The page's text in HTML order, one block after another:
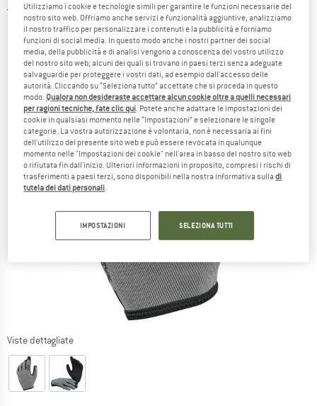
5,0(1)
Viste dettagliate
Utilizziamo i cookie e tecnologie simili per garantire le funzioni necessarie del
nostro sito web. Offriamo anche servizi e funzionalità aggiuntive, analizziamo
il nostro traffico per personalizzare i contenuti e la pubblicità e forniamo
funzioni di social media. In questo modo anche i nostri partner dei social
media, della pubblicità e di analisi vengono a conoscenza del vostro utilizzo
del nostro sito web; alcuni dei quali si trovano in paesi terzi senza adeguate
salvaguardie per proteggere i vostri dati, ad esempio dall'accesso delle
autorità. Cliccando su “Seleziona tutto” accettate che si proceda in questo
modo. Qualora non desideraste accettare alcun cookie oltre a quelli necessari
per ragioni tecniche, fate clic qui . Potete anche adattare le impostazioni dei
cookie in qualsiasi momento nelle “Impostazioni” e selezionare le singole
categorie. La vostra autorizzazione è volontaria, non è necessaria ai fini
dell'utilizzo del presente sito web e può essere revocata in qualunque
momento nelle "Impostazioni dei cookie" nell'area in basso del nostro sito web
o rifiutata fin dall'inizio. Ulteriori informazioni in proposito, compresi i rischi di
trasferimenti a paesi terzi, sono disponibili nella nostra informativa sulladi
tutela dei dati personali
IMPOSTAZIONI SELEZIONA TUTTI